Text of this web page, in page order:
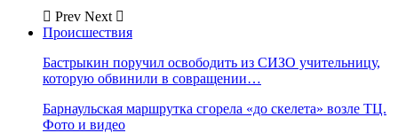
Prev Next
Происшествия
Бастрыкин поручил освободить из СИЗО учительницу,
которую обвинили в совращении…
Барнаульская маршрутка сгорела «до скелета» возле ТЦ.
Фото и видео